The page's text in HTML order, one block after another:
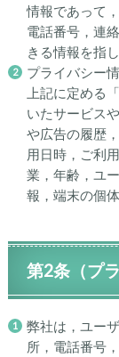
情報であって
電話番号，連
きる情報を指し
プライバシー
上記に定める
いたサービス
や広告の履歴
用日時，ご利
業，年齢，ユ
報，端末の個
第2条（プ
弊社は，ユー
所，電話番号